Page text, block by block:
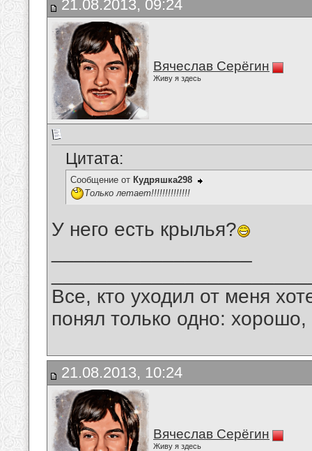
21.08.2013, 09:24
Вячеслав Серёгин
Живу я здесь
Цитата:
Сообщение от Кудряшка298
Только летает!!!!!!!!!!!!!!
У него есть крылья?
Все, кто уходил от меня
понял только одно:
21.08.2013, 10:24
Вячеслав Серёгин
Живу я здесь